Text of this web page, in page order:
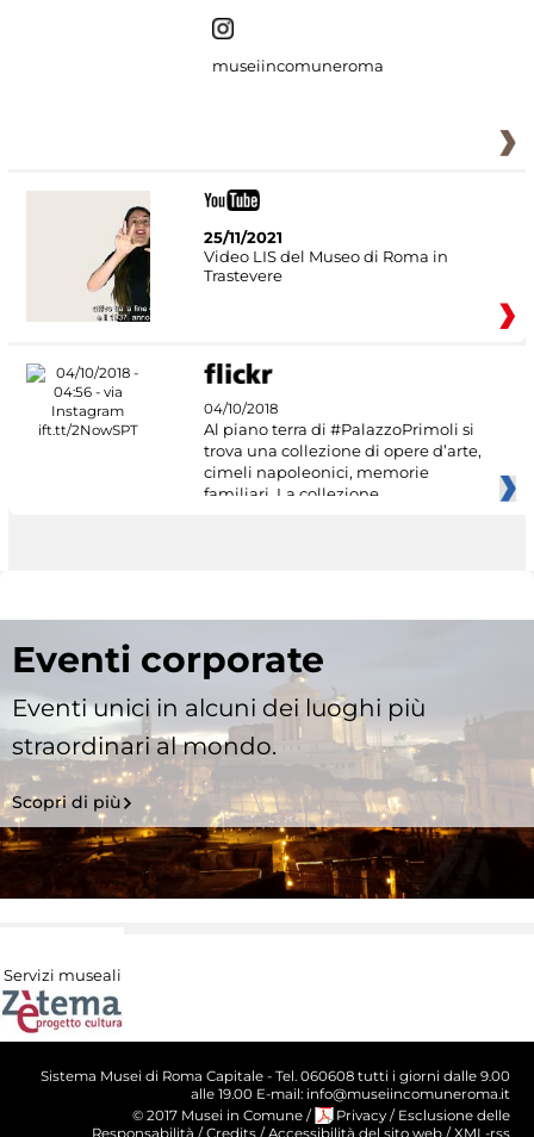
museiincomuneroma
25/11/2021
Video LIS del Museo di Roma in
Trastevere
04/10/2018
Al piano terra di #PalazzoPrimoli si
trova una collezione di opere d’arte,
cimeli napoleonici, memorie
familiari. La collezione
Eventi corporate
Eventi unici in alcuni dei luoghi più
straordinari al mondo.
Scopri di più
Servizi museali
Sistema Musei di Roma Capitale - Tel. 060608 tutti i giorni dalle 9.00
alle 19.00 E-mail: info@museiincomuneroma.it
© 2017 Musei in Comune / Privacy / Esclusione delle
Responsabilità / Credits / Accessibilità del sito web / XML-rss